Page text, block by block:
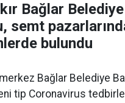
Bağlar
semt
bulundu
Bağlar Belediye
tip Coronavirus